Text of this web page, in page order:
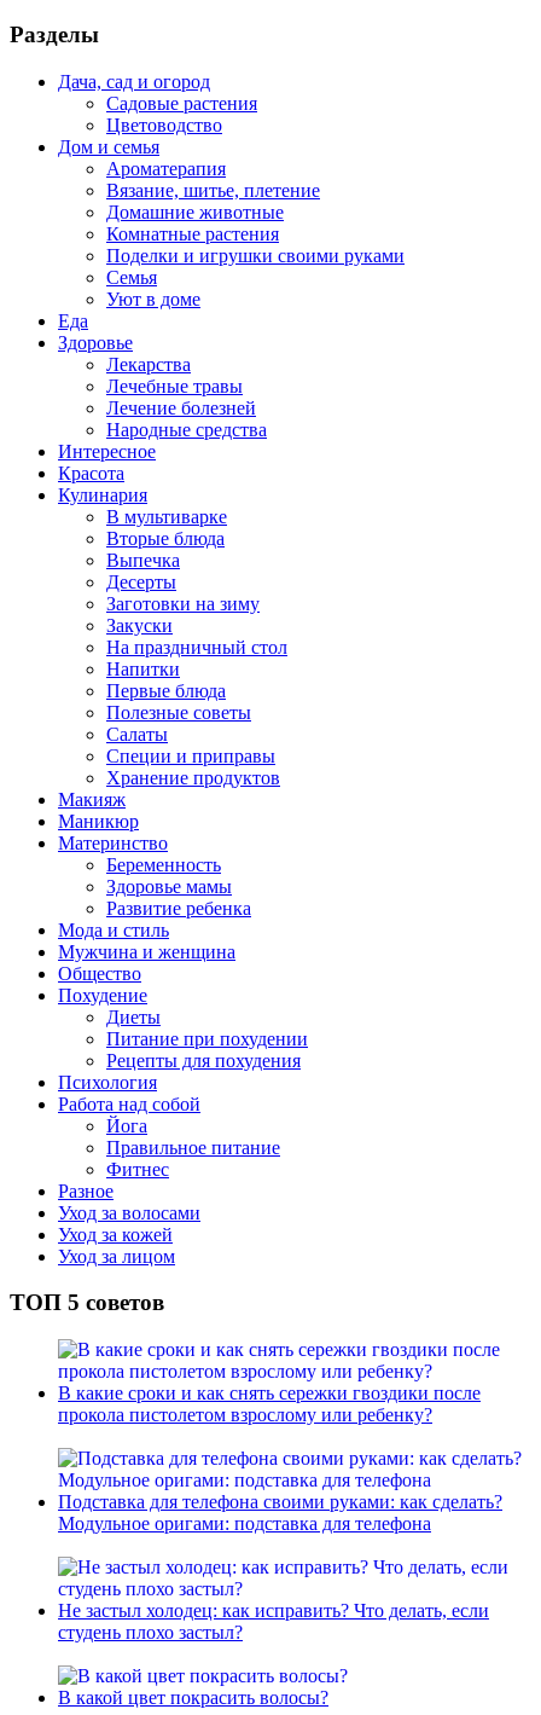
Разделы
Дача, сад и огород
Садовые растения
Цветоводство
Дом и семья
Ароматерапия
Вязание, шитье, плетение
Домашние животные
Комнатные растения
Поделки и игрушки своими руками
Семья
Уют в доме
Еда
Здоровье
Лекарства
Лечебные травы
Лечение болезней
Народные средства
Интересное
Красота
Кулинария
В мультиварке
Вторые блюда
Выпечка
Десерты
Заготовки на зиму
Закуски
На праздничный стол
Напитки
Первые блюда
Полезные советы
Салаты
Специи и приправы
Хранение продуктов
Макияж
Маникюр
Материнство
Беременность
Здоровье мамы
Развитие ребенка
Мода и стиль
Мужчина и женщина
Общество
Похудение
Диеты
Питание при похудении
Рецепты для похудения
Психология
Работа над собой
Йога
Правильное питание
Фитнес
Разное
Уход за волосами
Уход за кожей
Уход за лицом
ТОП 5 советов
В какие сроки и как снять сережки гвоздики после
прокола пистолетом взрослому или ребенку?
Подставка для телефона своими руками: как сделать?
Модульное оригами: подставка для телефона
Не застыл холодец: как исправить? Что делать, если
студень плохо застыл?
В какой цвет покрасить волосы?